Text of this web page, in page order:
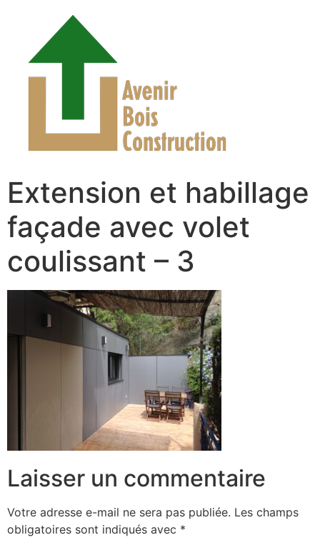
Extension et habillage
façade avec volet
coulissant – 3
Laisser un commentaire
Votre adresse e-mail ne sera pas publiée. Les champs
obligatoires sont indiqués avec *